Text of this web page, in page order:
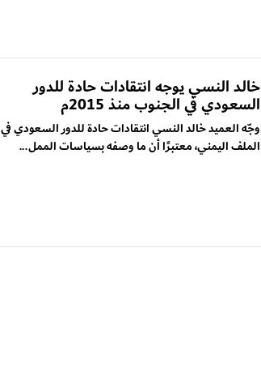
خالد النسي يوجه انتقادات حادة للدور
السعودي في الجنوب منذ 2015م
وجّه العميد خالد النسي انتقادات حادة للدور السعودي في
الملف اليمني، معتبرًا أن ما وصفه بسياسات الممل...